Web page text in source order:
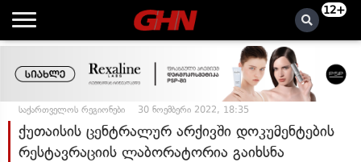
12+
საქართველოს რეგიონები 30 ნოემბერი 2022, 18:35
ქუთაისის ცენტრალურ არქივში დოკუმენტების
რესტავრაციის ლაბორატორია გაიხსნა